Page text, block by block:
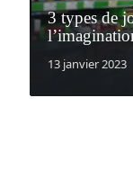
3 types de
13 janvier 2023